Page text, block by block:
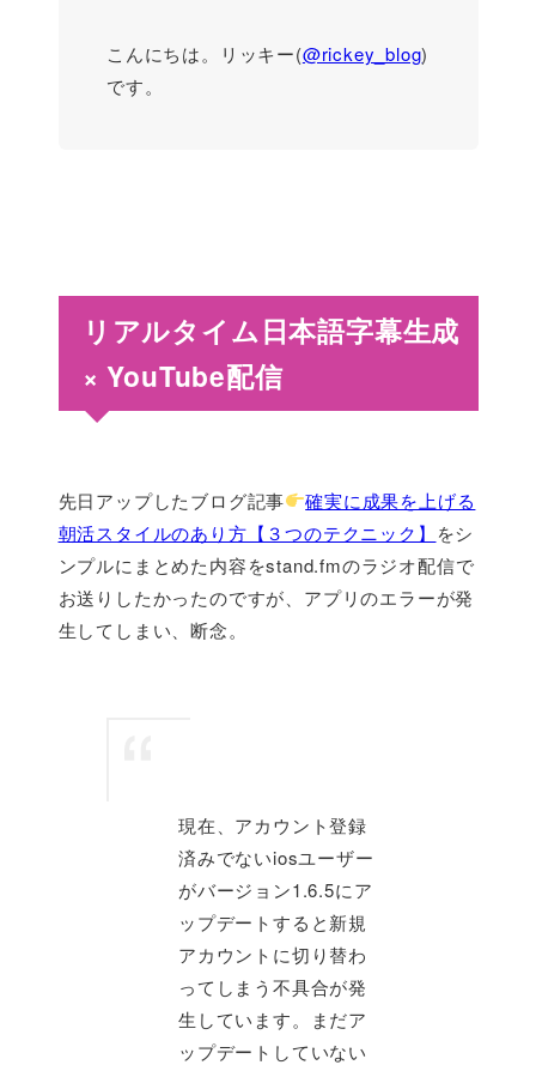
こんにちは。リッキー(@rickey_blog)
です。
リアルタイム日本語字幕生成
× YouTube配信
先日アップしたブログ記事
確実に成果を上げる
朝活スタイルのあり方【３つのテクニック】 をシ
ンプルにまとめた内容をstand.fmのラジオ配信で
お送りしたかったのですが、アプリのエラーが発
生してしまい、断念。
現在、アカウント登録
済みでないiosユーザー
がバージョン1.6.5にア
ップデートすると新規
アカウントに切り替わ
ってしまう不具合が発
生しています。まだア
ップデートしていない